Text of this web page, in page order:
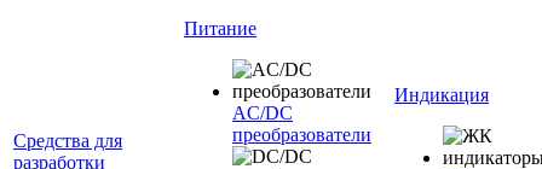
Средства для
разработки
Питание
AC/DC
преобразователи
Индикация